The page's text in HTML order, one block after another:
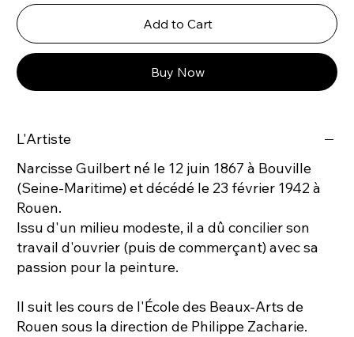
Add to Cart
Buy Now
L'Artiste
Narcisse Guilbert né le 12 juin 1867 à Bouville
(Seine-Maritime) et décédé le 23 février 1942 à
Rouen.
Issu d'un milieu modeste, il a dû concilier son
travail d'ouvrier (puis de commerçant) avec sa
passion pour la peinture.
Il suit les cours de l'École des Beaux-Arts de
Rouen sous la direction de Philippe Zacharie.